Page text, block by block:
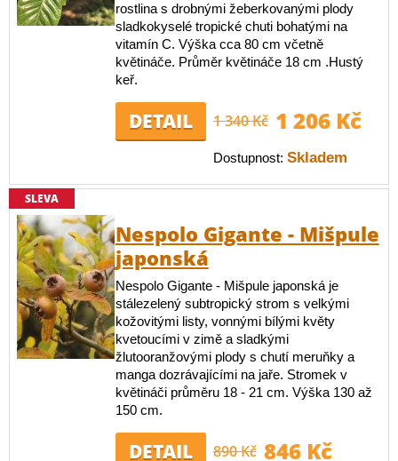
rostlina s drobnými žeberkovanými plody
sladkokyselé tropické chuti bohatými na
vitamín C. Výška cca 80 cm včetně
květináče. Průměr květináče 18 cm .Hustý
keř.
DETAIL 1 340 Kč 1 206 Kč
Dostupnost: Skladem
SLEVA
Nespolo Gigante - Mišpule
japonská
Nespolo Gigante - Mišpule japonská je
stálezelený subtropický strom s velkými
kožovitými listy, vonnými bílými květy
kvetoucími v zimě a sladkými
žlutooranžovými plody s chutí meruňky a
manga dozrávajícími na jaře. Stromek v
květináči průměru 18 - 21 cm. Výška 130 až
150 cm.
DETAIL 890 Kč 846 Kč